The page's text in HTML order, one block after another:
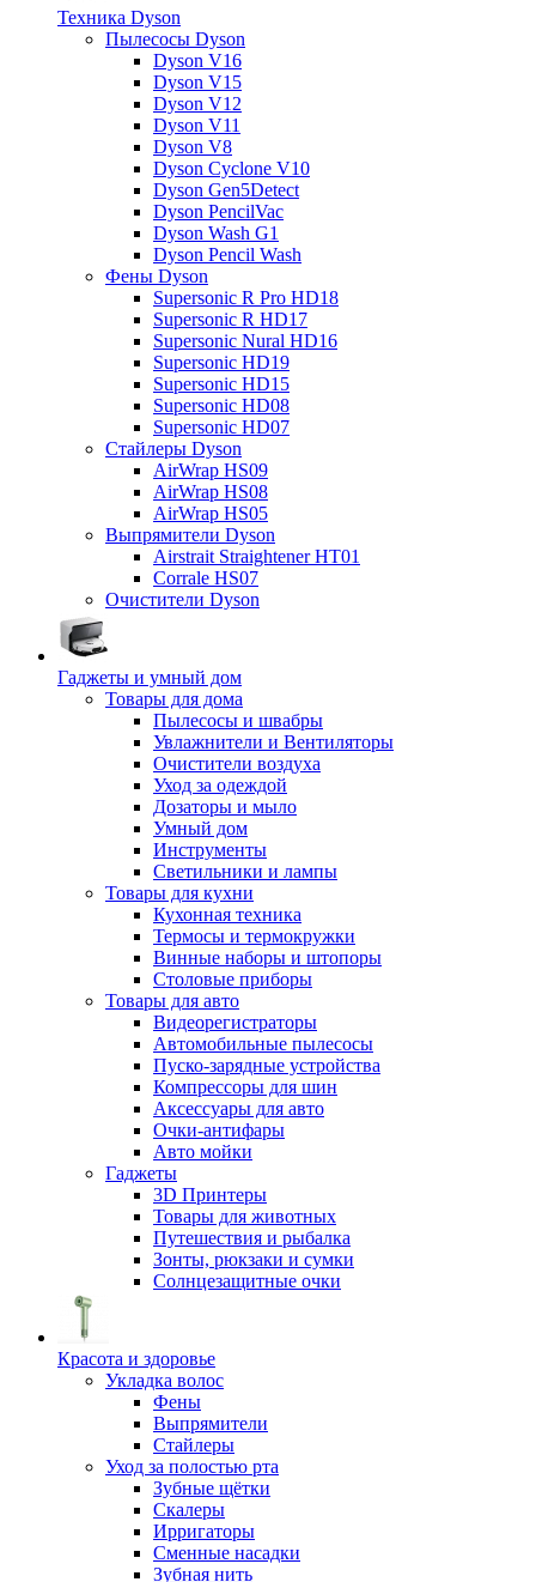
Техника Dyson
Пылесосы Dyson
Dyson V16
Dyson V15
Dyson V12
Dyson V11
Dyson V8
Dyson Cyclone V10
Dyson Gen5Detect
Dyson PencilVac
Dyson Wash G1
Dyson Pencil Wash
Фены Dyson
Supersonic R Pro HD18
Supersonic R HD17
Supersonic Nural HD16
Supersonic HD19
Supersonic HD15
Supersonic HD08
Supersonic HD07
Стайлеры Dyson
AirWrap HS09
AirWrap HS08
AirWrap HS05
Выпрямители Dyson
Airstrait Straightener HT01
Corrale HS07
Очистители Dyson
Гаджеты и умный дом
Товары для дома
Пылесосы и швабры
Увлажнители и Вентиляторы
Очистители воздуха
Уход за одеждой
Дозаторы и мыло
Умный дом
Инструменты
Светильники и лампы
Товары для кухни
Кухонная техника
Термосы и термокружки
Винные наборы и штопоры
Столовые приборы
Товары для авто
Видеорегистраторы
Автомобильные пылесосы
Пуско-зарядные устройства
Компрессоры для шин
Аксессуары для авто
Очки-антифары
Авто мойки
Гаджеты
3D Принтеры
Товары для животных
Путешествия и рыбалка
Зонты, рюкзаки и сумки
Солнцезащитные очки
Красота и здоровье
Укладка волос
Фены
Выпрямители
Стайлеры
Уход за полостью рта
Зубные щётки
Скалеры
Ирригаторы
Сменные насадки
Зубная нить